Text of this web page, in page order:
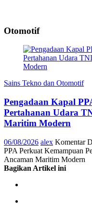
Otomotif
Sains Tekno dan Otomotif
Pengadaan Kapal
Pertahanan Udara
Maritim Modern
06/08/2026 alex Komentar
PPA Perkuat Kemampuan
Ancaman Maritim Modern
Bagikan Artikel ini